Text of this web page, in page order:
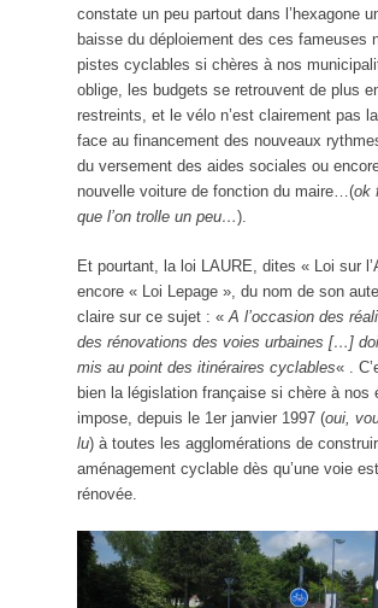
constate un peu partout dans l’hexagone
baisse du déploiement des ces fameuses
pistes cyclables si chères à nos
oblige, les budgets se retrouvent de plus
restreints, et le vélo n’est clairement pas
face au financement des nouveaux
du versement des aides sociales ou
nouvelle voiture de fonction du maire…(ok
que l’on trolle un peu…).
Et pourtant, la loi LAURE, dites « Loi sur
encore « Loi Lepage », du nom de son
claire sur ce sujet : «A l’occasion des
des rénovations des voies urbaines […]
mis au point des itinéraires cyclables« .
bien la législation française si chère à nos
impose, depuis le 1er janvier 1997 (oui,
lu) à toutes les agglomérations de
aménagement cyclable dès qu’une voie
rénovée.